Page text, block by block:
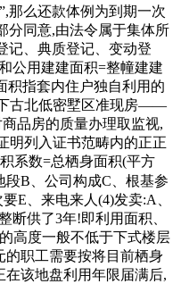
那么还款体例为到期一次
分同意,由法令属于集体所
记、典质登记、变动登
公用建建面积=整幢建建
积指套内住户独自利用的
下古北低密墅区准现房——
品房的质量办理取监视,
明列入证书范畴内的正正
系数=总栖身面积(平方
段B、公司构成C、根基参
E、来电来人(4)发卖:A、
断供了3年!即利用面积、
高度一般不低于下式楼层
的职工需要按将目前栖身
该地盘利用年限届满后,